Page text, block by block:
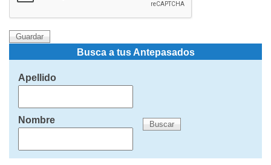
Busca a tus Antepasados
Apellido
Nombre